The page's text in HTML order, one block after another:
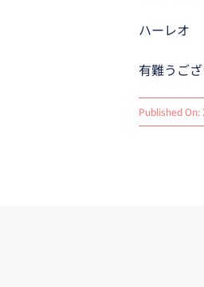
ハーレオ
有難うご
Published